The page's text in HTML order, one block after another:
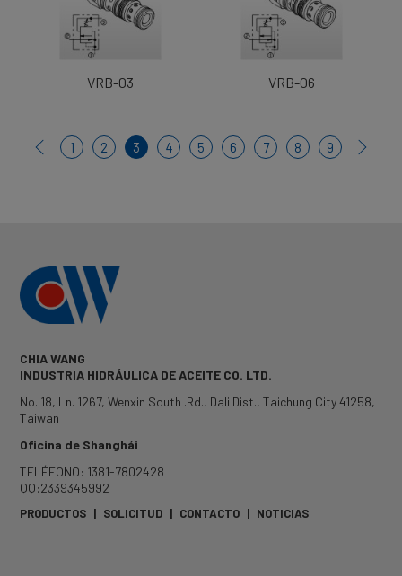
VRB-03 VRB-06
1 2 3 4 5 6 7 8 9
CHIA WANG
INDUSTRIA HIDRÁULICA DE ACEITE CO. LTD.
No. 18, Ln. 1267, Wenxin South .Rd., Dali Dist.,Taichung City41258,
Taiwan
Oficina de Shanghái
TELÉFONO: 1381-7802428
QQ:2339345992
PRODUCTOS | SOLICITUD | CONTACTO | NOTICIAS